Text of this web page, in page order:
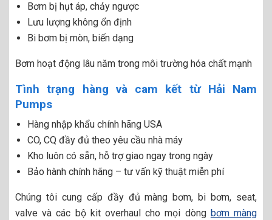
Bơm bị hụt áp, chảy ngược
Lưu lượng không ổn định
Bi bơm bị mòn, biến dạng
Bơm hoạt động lâu năm trong môi trường hóa chất mạnh
Tình trạng hàng và cam kết từ Hải Nam
Pumps
Hàng nhập khẩu chính hãng USA
CO, CQ đầy đủ theo yêu cầu nhà máy
Kho luôn có sẵn, hỗ trợ giao ngay trong ngày
Bảo hành chính hãng – tư vấn kỹ thuật miễn phí
Chúng tôi cung cấp đầy đủ màng bơm, bi bơm, seat,
valve và các bộ kit overhaul cho mọi dòng bơm màng